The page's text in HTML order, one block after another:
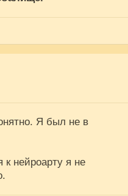
Я был не в
к нейроарту я не